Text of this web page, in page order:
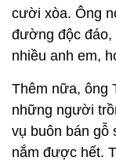
cười xòa. Ông
đường độc đáo,
nhiều anh em,
Thêm nữa, ông
những người
vụ buôn bán gỗ
nắm được hết.